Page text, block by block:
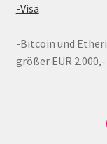
-Visa
-Bitcoin und
größer EUR 2.000,-